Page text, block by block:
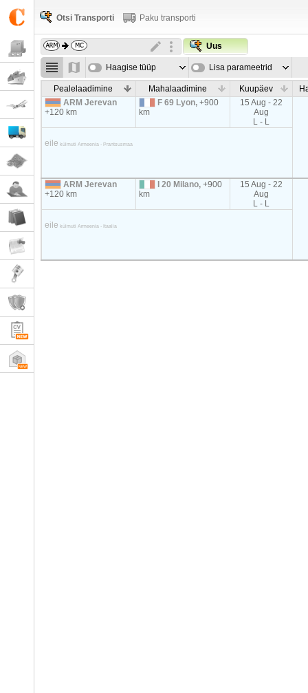
Otsi Transporti Paku transporti
Uus
Haagise tüüp Lisa parameetrid
Pealelaadimine Mahalaadimine Kuupäev
ARM Jerevan
+120 km
F 69 Lyon,+900
km
15 Aug - 22
Aug
L - L
eile külmuti Armeenia - Prantsusmaa
ARM Jerevan
+120 km
I 20 Milano,+900
km
15 Aug - 22
Aug
L - L
eile külmuti Armeenia - Itaalia